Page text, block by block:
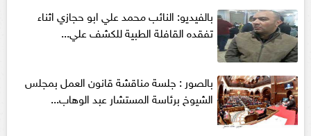
بالفيديو: النائب محمد علي ابو حجازي اثناء
تفقده القافلة الطبية للكشف علي...
بالصور : جلسة مناقشة قانون العمل بمجلس
الشيوخ برئاسة المستشار عبد الوهاب...